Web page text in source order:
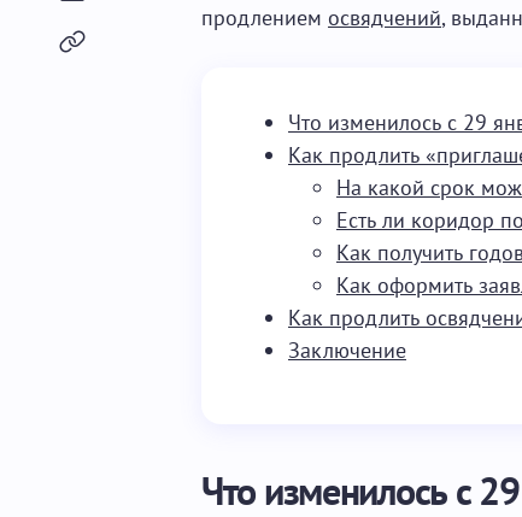
продлением освядчений,
Что изменилось с 29
Как продлить
На какой срок
Есть ли коридор
Как получить
Как оформить
Как продлить
Заключение
Что изменилось с